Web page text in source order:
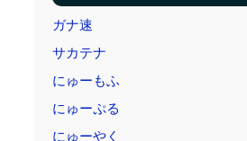
ガナ速
サカテナ
にゅーもふ
にゅーぷる
にゅーやく